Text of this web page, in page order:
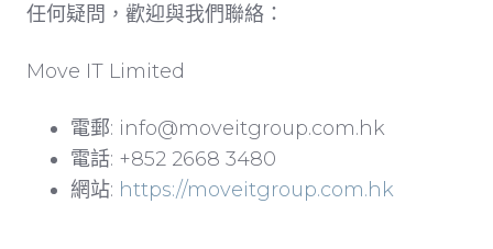
任何疑問，歡迎與我們聯絡：
Move IT Limited
電郵: info@moveitgroup.com.hk
電話: +852 2668 3480
網站: https://moveitgroup.com.hk